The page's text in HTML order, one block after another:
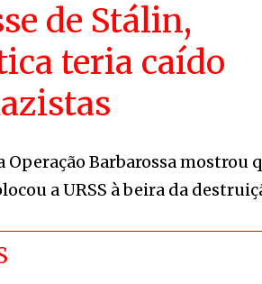
de Stálin,
teria caído
Barbarossa mostrou
a URSS à beira da